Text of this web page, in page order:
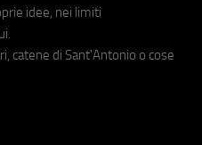
idee, nei limiti
catene di Sant'Antonio o cose